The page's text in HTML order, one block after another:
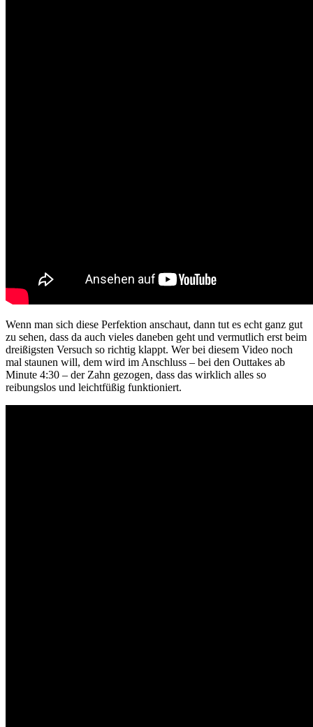
Wenn man sich diese Perfektion anschaut, dann tut es echt ganz gut
zu sehen, dass da auch vieles daneben geht und vermutlich erst beim
dreißigsten Versuch so richtig klappt. Wer bei diesem Video noch
mal staunen will, dem wird im Anschluss – bei den Outtakes ab
Minute 4:30 – der Zahn gezogen, dass das wirklich alles so
reibungslos und leichtfüßig funktioniert.